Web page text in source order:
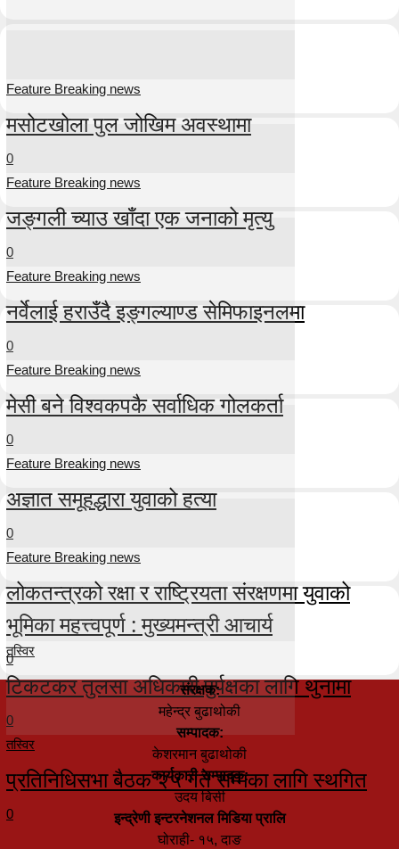
Feature Breaking news
मसोटखोला पुल जोखिम अवस्थामा
0
Feature Breaking news
जङ्गली च्याउ खाँदा एक जनाको मृत्यु
0
Feature Breaking news
नर्वेलाई हराउँदै इङ्गल्याण्ड सेमिफाइनलमा
0
Feature Breaking news
मेसी बने विश्वकपकै सर्वाधिक गोलकर्ता
0
Feature Breaking news
अज्ञात समूहद्धारा युवाको हत्या
0
Feature Breaking news
लोकतन्त्रको रक्षा र राष्ट्रियता संरक्षणमा युवाको
भूमिका महत्त्वपूर्ण : मुख्यमन्त्री आचार्य
0
तस्विर
टिकटकर तुलसा अधिकारी पुर्पक्षका लागि थुनामा
0
तस्विर
प्रतिनिधिसभा बैठक २५ गते सम्मका लागि स्थगित
0
संरक्षक:
महेन्द्र बुढाथोकी
सम्पादक:
केशरमान बुढाथोकी
कार्यकारी सम्पादक:
उदय बिसी
इन्द्रेणी इन्टरनेशनल मिडिया प्रालि
घोराही- १५, दाङ